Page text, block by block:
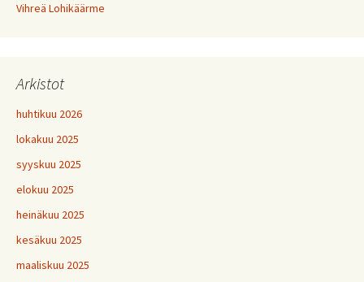
Vihreä Lohikäärme
Arkistot
huhtikuu 2026
lokakuu 2025
syyskuu 2025
elokuu 2025
heinäkuu 2025
kesäkuu 2025
maaliskuu 2025